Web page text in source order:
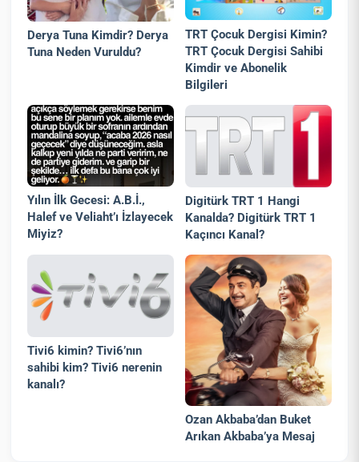
Derya Tuna Kimdir? Derya
Tuna Neden Vuruldu?
TRT Çocuk Dergisi Kimin?
TRT Çocuk Dergisi Sahibi
Kimdir ve Abonelik
Bilgileri
Yılın İlk Gecesi: A.B.İ.,
Halef ve Veliaht’ı İzlayecek
Miyiz?
Digitürk TRT 1 Hangi
Kanalda? Digitürk TRT 1
Kaçıncı Kanal?
Tivi6 kimin? Tivi6’nın
sahibi kim? Tivi6 nerenin
kanalı?
Ozan Akbaba’dan Buket
Arıkan Akbaba’ya Mesaj